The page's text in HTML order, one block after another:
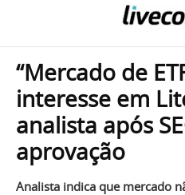
“Mercado de
interesse em
analista após
aprovação
Analista indica que mercado